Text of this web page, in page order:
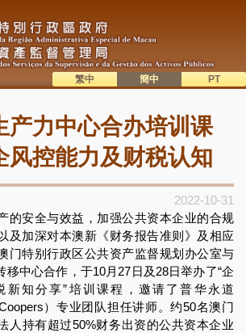
产力中心合办培训课
风控能力及财税认知
2022-10-31
安全与效益，加强公共资本企业的合规
及加深对本澳新《财务报告准则》及相应
门特别行政区公共资产监督规划办公室与
移中心合作，于10月27日及28日举办了“企
新知分享”培训课程，邀请了普华永道
）专业团队担任讲师。约50名澳门
人持有超过50%财务出资的公共资本企业